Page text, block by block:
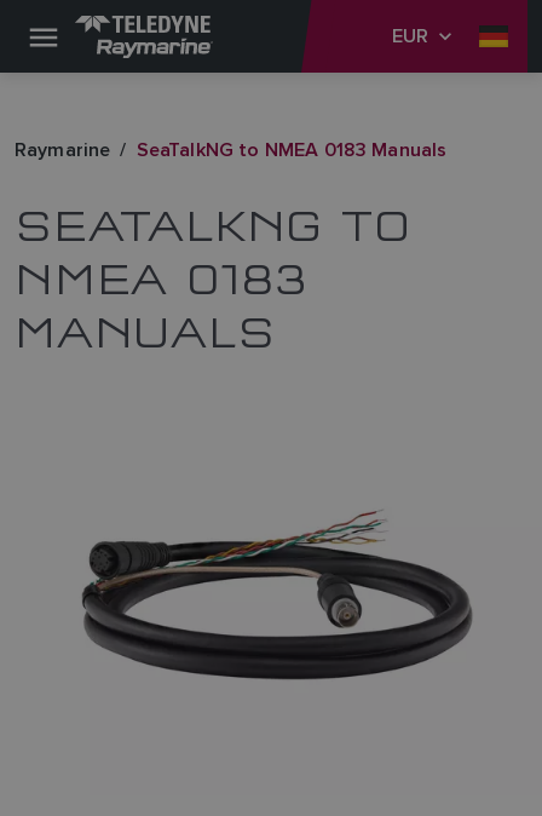
EUR
Raymarine SeaTalkNG to NMEA 0183 Manuals
SEATALKNG TO
NMEA 0183
MANUALS